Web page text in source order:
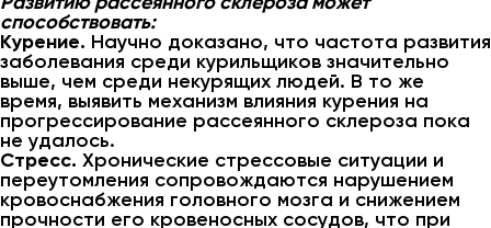
способствовать:
Курение. Научно доказано, что частота развития
заболевания среди курильщиков значительно
выше, чем среди некурящих людей. В то же
время, выявить механизм влияния курения на
прогрессирование рассеянного склероза пока
не удалось.
Стресс. Хронические стрессовые ситуации и
переутомления сопровождаются нарушением
кровоснабжения головного мозга и снижением
прочности его кровеносных сосудов, что при